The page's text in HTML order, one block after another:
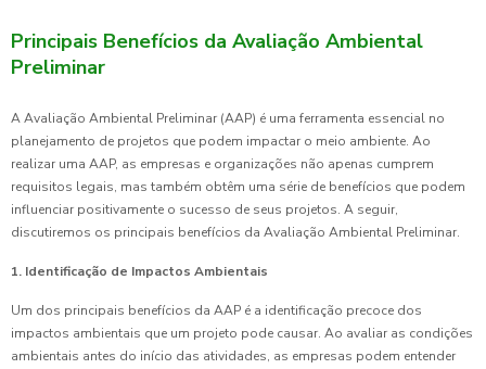
Principais Benefícios da Avaliação Ambiental
Preliminar
A Avaliação Ambiental Preliminar (AAP) é uma ferramenta essencial no
planejamento de projetos que podem impactar o meio ambiente. Ao
realizar uma AAP, as empresas e organizações não apenas cumprem
requisitos legais, mas também obtêm uma série de benefícios que podem
influenciar positivamente o sucesso de seus projetos. A seguir,
discutiremos os principais benefícios da Avaliação Ambiental Preliminar.
1. Identificação de Impactos Ambientais
Um dos principais benefícios da AAP é a identificação precoce dos
impactos ambientais que um projeto pode causar. Ao avaliar as condições
ambientais antes do início das atividades, as empresas podem entender